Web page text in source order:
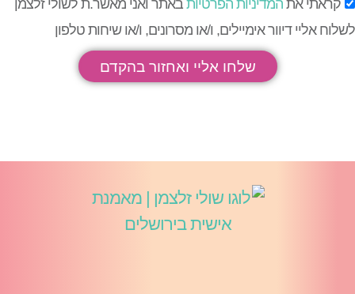
קראתי אתהמדיניות הפרטיותבאתר ואני מאשר.ת לשולי זלצמן
אליי דיוור אימיילים, ו/או מסרונים, ו/או שיחות טלפון
שלחו אליי ואחזור בהקדם